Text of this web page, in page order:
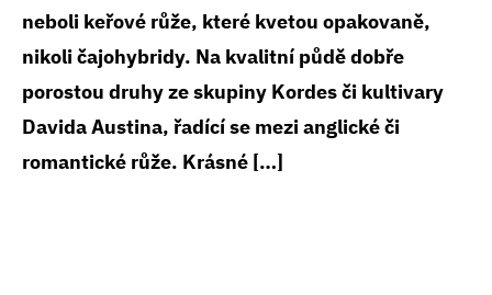
neboli keřové růže, které kvetou opakovaně,
nikoli čajohybridy. Na kvalitní půdě dobře
porostou druhy ze skupiny Kordes či kultivary
Davida Austina, řadící se mezi anglické či
romantické růže. Krásné […]